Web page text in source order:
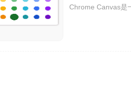
Chrome Canvas是